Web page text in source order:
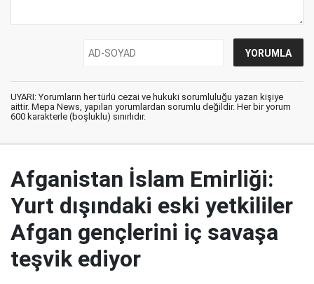
UYARI: Yorumların her türlü cezai ve hukuki sorumluluğu yazan kişiye
aittir. Mepa News, yapılan yorumlardan sorumlu değildir. Her bir yorum
600 karakterle (boşluklu) sınırlıdır.
Afganistan İslam Emirliği:
Yurt dışındaki eski yetkililer
Afgan gençlerini iç savaşa
teşvik ediyor